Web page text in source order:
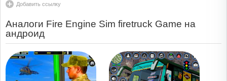
Добавить ссылку
Аналоги Fire Engine Sim firetruck Game на
андроид